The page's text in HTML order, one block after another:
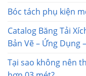
Bóc tách phụ kiện
Catalog Băng Tải
Bản Vẽ – Ứng Dụng
Tại sao không nên